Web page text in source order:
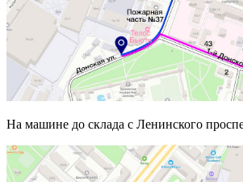
На машине до склада с Ленинского